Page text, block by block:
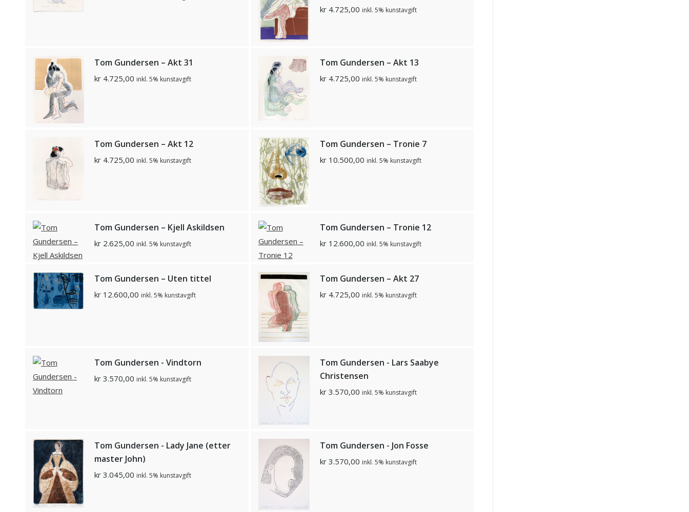
kr4.725,00 inkl. 5% kunstavgift
Tom Gundersen – Akt 31
kr 4.725,00 inkl. 5% kunstavgift
Tom Gundersen – Akt 13
kr4.725,00 inkl. 5% kunstavgift
Tom Gundersen – Akt 12
kr 4.725,00 inkl. 5% kunstavgift
Tom Gundersen – Tronie 7
kr10.500,00 inkl. 5% kunstavgift
Tom Gundersen – Kjell Askildsen
kr 2.625,00 inkl. 5% kunstavgift
Tom Gundersen – Tronie 12
kr12.600,00 inkl. 5% kunstavgift
Tom Gundersen – Uten tittel
kr 12.600,00 inkl. 5% kunstavgift
Tom Gundersen – Akt 27
kr4.725,00 inkl. 5% kunstavgift
Tom Gundersen - Vindtorn
kr 3.570,00 inkl. 5% kunstavgift
Tom Gundersen - Lars Saabye
Christensen
kr3.570,00 inkl. 5% kunstavgift
Tom Gundersen - Lady Jane (etter
master John)
kr 3.045,00 inkl. 5% kunstavgift
Tom Gundersen - Jon Fosse
kr3.570,00 inkl. 5% kunstavgift